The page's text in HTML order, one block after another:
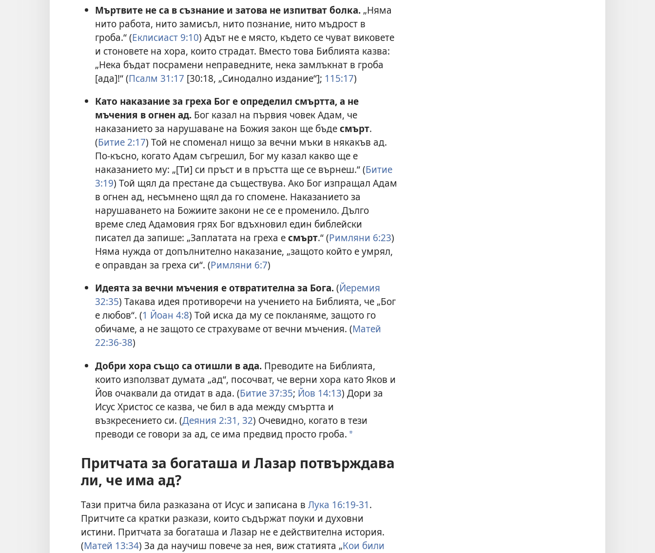
Мъртвите не са в съзнание и затова не изпитват болка.„Няма
нито работа, нито замисъл, нито познание, нито мъдрост в
гроба.“ (Еклисиаст 9:10) Адът не е място, където се чуват виковете
и стоновете на хора, които страдат. Вместо това Библията казва:
„Нека бъдат посрамени неправедните, нека замлъкнат в гроба
[ада]!“ (Псалм 31:17 [30:18, „Синодално издание“]; 115:17)
Като наказание за греха Бог е определил смъртта, а не
мъчения в огнен ад.Бог казал на първия човек Адам, че
наказанието за нарушаване на Божия закон ще бъдесмърт.
(Битие 2:17) Той не споменал нищо за вечни мъки в някакъв ад.
По-късно, когато Адам съгрешил, Бог му казал какво ще е
наказанието му: „[Ти] си пръст и в пръстта ще се върнеш.“ (Битие
3:19) Той щял да престане да съществува. Ако Бог изпращал Адам
в огнен ад, несъмнено щял да го спомене. Наказанието за
нарушаването на Божиите закони не се е променило. Дълго
време след Адамовия грях Бог вдъхновил един библейски
писател да запише: „Заплатата на греха есмърт.“ (Римляни 6:23)
Няма нужда от допълнително наказание, „защото който е умрял,
е оправдан за греха си“. (Римляни 6:7)
Идеята за вечни мъчения е отвратителна за Бога.(Йеремия
32:35) Такава идея противоречи на учението на Библията, че „Бог
е любов“. (1 Йоан 4:8) Той иска да му се покланяме, защото го
обичаме, а не защото се страхуваме от вечни мъчения. (Матей
22:36-38)
Добри хора също са отишли в ада.Преводите на Библията,
които използват думата „ад“, посочват, че верни хора като Яков и
Йов очаквали да отидат в ада. (Битие 37:35; Йов 14:13) Дори за
Исус Христос се казва, че бил в ада между смъртта и
възкресението си. (Деяния 2:31, 32) Очевидно, когато в тези
преводи се говори за ад, се има предвид просто гроба. a
Притчата за богаташа и Лазар потвърждава
ли, че има ад?
Тази притча била разказана от Исус и записана в Лука 16:19-31.
Притчите са кратки разкази, които съдържат поуки и духовни
истини. Притчата за богаташа и Лазар не е действителна история.
(Матей 13:34) За да научиш повече за нея, виж статията „Кои били